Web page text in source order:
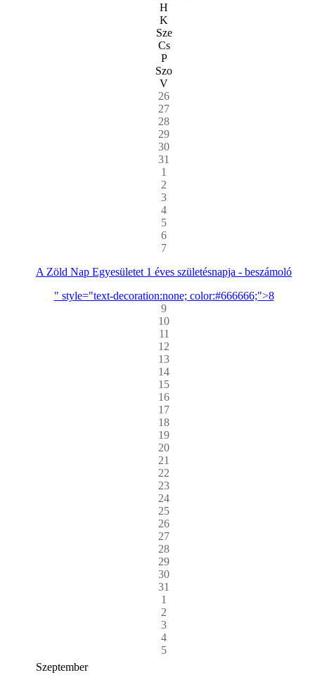
H
K
Sze
Cs
P
Szo
V
26
27
28
29
30
31
1
2
3
4
5
6
7
A Zöld Nap Egyesületet 1 éves születésnapja - beszámoló
" style="text-decoration:none; color:#666666;">8
9
10
11
12
13
14
15
16
17
18
19
20
21
22
23
24
25
26
27
28
29
30
31
1
2
3
4
5
Szeptember